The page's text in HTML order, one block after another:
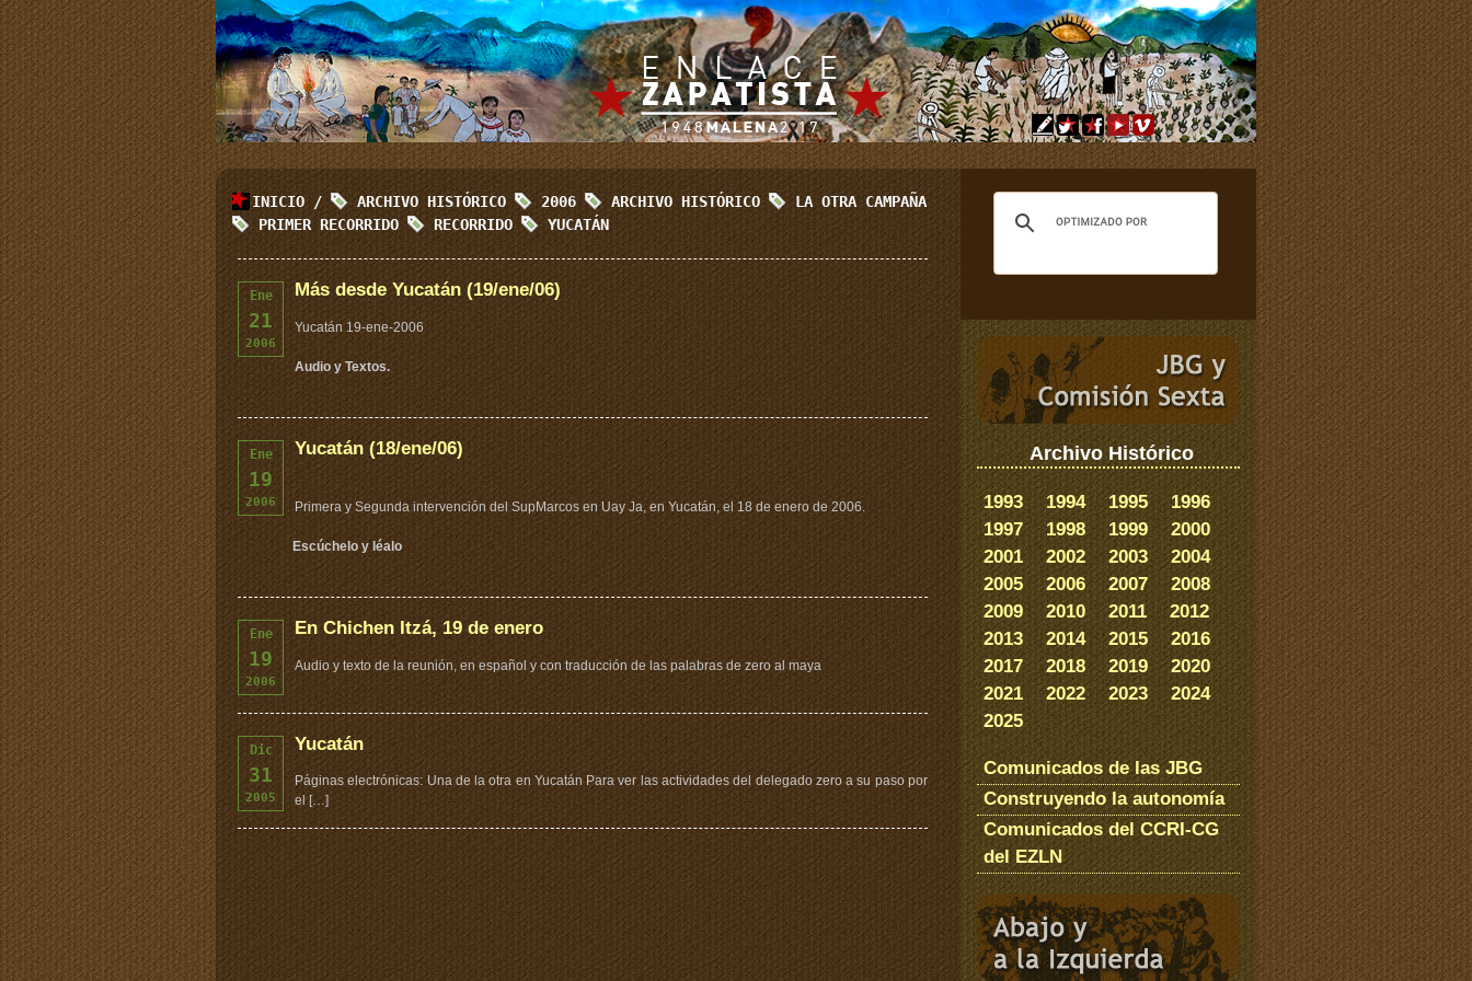
INICIO / ARCHIVO HISTÓRICO 2006 ARCHIVO HISTÓRICO
LA OTRA CAMPAÑA
PRIMER RECORRIDO
RECORRIDO YUCATÁN
Ene
21
2006
Más desde Yucatán (19/ene/06)
Yucatán 19-ene-2006
Audio y Textos.
Ene
19
2006
Yucatán (18/ene/06)
Primera y Segunda intervención del SupMarcos en Uay Ja, en Yucatán, el 18 de enero de 2006.
Escúchelo y léalo
Ene
19
2006
En Chichen Itzá, 19 de enero
Audio y texto de la reunión, en español y con traducción de las palabras de zero al maya
Dic
31
2005
Yucatán
Páginas electrónicas: Una de la otra en Yucatán Para ver las actividades del delegado zero a su paso por
el […]
Archivo Histórico
1993 1994 1995
1996
1997
1998 1999
2000
2001
2002 2003
2004
2005
2006 2007
2008
2009
2010 2011
2012
2013
2014 2015
2016
2017
2018 2019
2020
2021
2022 2023
2024
2025
Comunicados de las JBG
Construyendo la autonomía
Comunicados del CCRI-CG
del EZLN